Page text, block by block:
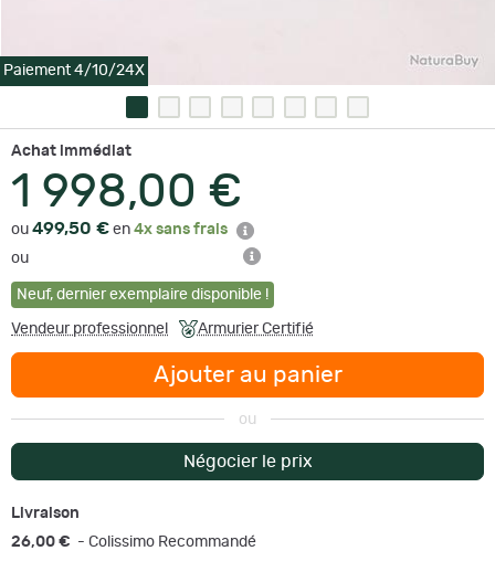
Paiement 4/10/24X
Achat immédiat
1 998,00 €
ou 499,50 € en 4x sans frais
ou
Neuf, dernier exemplaire disponible !
Vendeur professionnel Armurier Certifié
Ajouter au panier
ou
Négocier le prix
Livraison
26,00 € - Colissimo Recommandé